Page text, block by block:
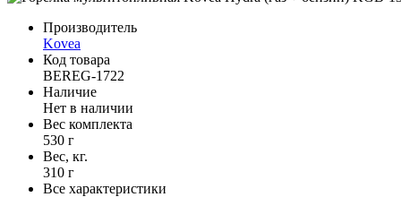
Производитель
Kovea
Код товара
BEREG-1722
Наличие
Нет в наличии
Вес комплекта
530 г
Вес, кг.
310 г
Все характеристики